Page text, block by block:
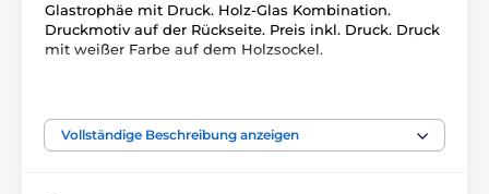
Glastrophäe mit Druck. Holz-Glas Kombination.
Druckmotiv auf der Rückseite. Preis inkl. Druck. Druck
mit weißer Farbe auf dem Holzsockel.
Tischtennis Glastrophäen mit Druck
Vollständige Beschreibung anzeigen